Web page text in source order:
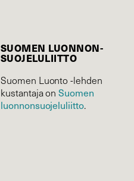
SUOMEN LUONNON­
SUOJELU­LIITTO
Suomen Luonto -lehden
kustantaja onSuomen
luonnonsuojelu­liitto.